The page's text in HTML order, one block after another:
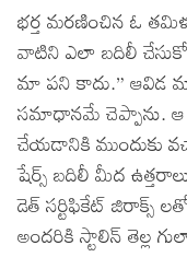
భర్త మరణించిన ఓ
వాటిని ఎలా బదిలీ
మా పని కాదు.” ఆవిడ
సమాధానమే చెప్పాను. ఆ
చేయడానికి ముందుకు
షేర్స్ బదిలీ మీద
డెత్ సర్టిఫికేట్ జిరాక్స్
అందరికి స్టాలిన్ తెల్ల